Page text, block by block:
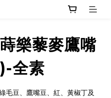
樂藜麥鷹嘴
全素
毛豆、鷹嘴豆、紅、黃椒丁及